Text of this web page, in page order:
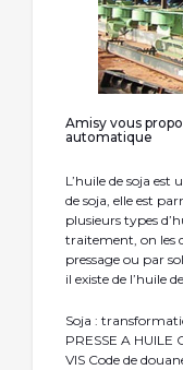
Amisy vous
automatique
L’huile de soja est
de soja, elle est
plusieurs types
traitement, on les
pressage ou par
il existe de l’huile
Soja :
PRESSE A HUILE
VIS Code de